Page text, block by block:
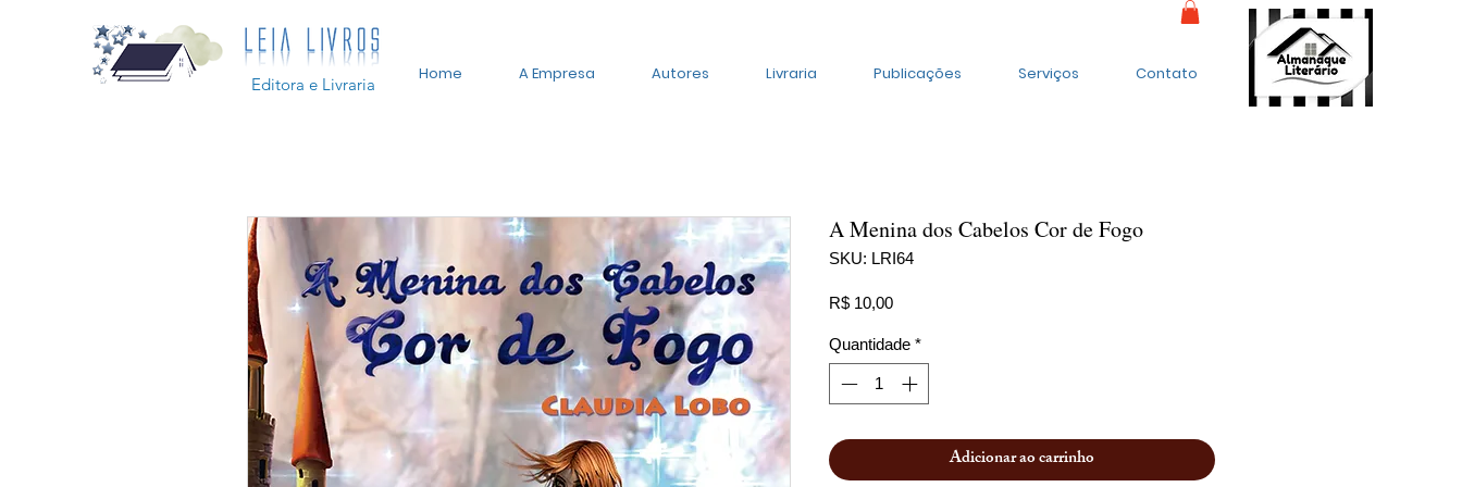
Home A Empresa Autores Livraria Publicações Serviços Contato
A Menina dos Cabelos Cor de Fogo
SKU: LRI64
R$ 10,00Preço
Quantidade *
Adicionar ao carrinho
Editora e Livraria